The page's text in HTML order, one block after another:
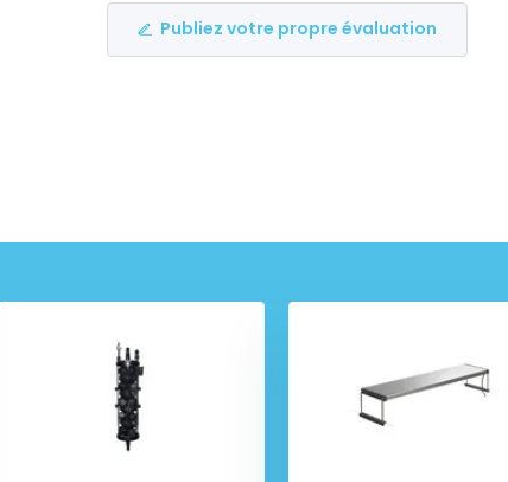
Publiez votre propre évaluation